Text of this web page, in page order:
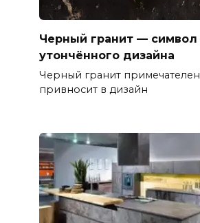
Черный гранит —
утончённого дизайна
Черный гранит примечателен
привносит в дизайн